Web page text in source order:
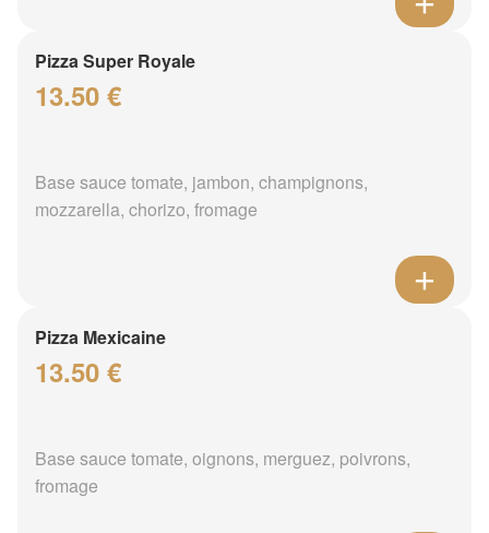
Pizza Super Royale
13.50 €
Base sauce tomate, jambon, champignons,
mozzarella, chorizo, fromage
Pizza Mexicaine
13.50 €
Base sauce tomate, oignons, merguez, poivrons,
fromage